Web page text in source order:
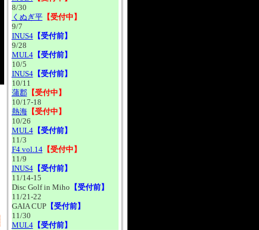
4/13VC ULTIMATE×クラブジ
ュニアコラボウェア
【2026DreamCup】
4/13
Boon×CJオリジナル昇華
ウェア【2026DreamCup】
4/92026DreamCup Taslon
Boonie Hat
3/13
2026 DREAM CUP記念デ
ィスク
3/12CLUB Ultimate アルティ
メットグローブ（リニューア
ルモデル）
8/30
くぬぎ平【受付中】
9/7
INUS4【受付前】
9/28
MUL4【受付前】
10/5
INUS4【受付前】
10/11
蒲郡【受付中】
10/17-18
熱海【受付中】
10/26
MUL4【受付前】
11/3
F4 vol.14【受付中】
11/9
INUS4【受付前】
11/14-15
Disc Golf in Miho 【受付前】
11/21-22
GAIA CUP【受付前】
11/30
MUL4【受付前】